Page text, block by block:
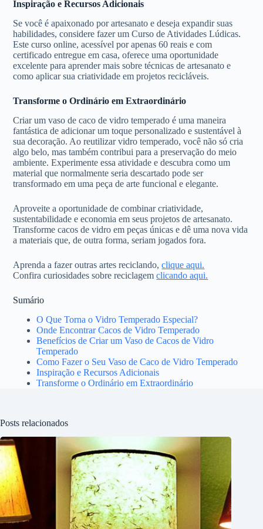
Inspiração e Recursos Adicionais
Se você é apaixonado por artesanato e deseja expandir suas
habilidades, considere fazer um Curso de Atividades Lúdicas.
Este curso online, acessível por apenas 60 reais e com
certificado entregue em casa, oferece uma oportunidade
excelente para aprender mais sobre técnicas de artesanato e
como aplicar sua criatividade em projetos recicláveis.
Transforme o Ordinário em Extraordinário
Criar um vaso de caco de vidro temperado é uma maneira
fantástica de adicionar um toque personalizado e sustentável à
sua decoração. Ao reutilizar vidro temperado, você não só cria
algo belo, mas também contribui para a preservação do meio
ambiente. Experimente essa atividade e descubra como um
material que normalmente seria descartado pode ser
transformado em uma peça de arte funcional e elegante.
Aproveite a oportunidade de combinar criatividade,
sustentabilidade e economia em seus projetos de artesanato.
Transforme cacos de vidro em peças únicas e dê uma nova vida
a materiais que, de outra forma, seriam jogados fora.
Aprenda a fazer outras artes reciclando,clique aqui.
Confira curiosidades sobre reciclagemclicando aqui.
Sumário
O Que Torna o Vidro Temperado Especial?
Onde Encontrar Cacos de Vidro Temperado
Benefícios de Criar um Vaso de Cacos de Vidro
Temperado
Como Fazer o Seu Vaso de Caco de Vidro Temperado
Inspiração e Recursos Adicionais
Transforme o Ordinário em Extraordinário
Posts relacionados